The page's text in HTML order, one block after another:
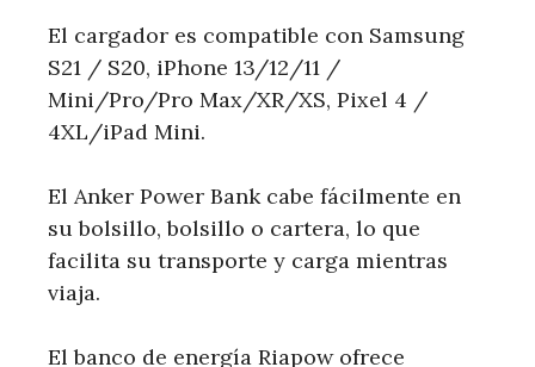
El cargador es compatible con Samsung
S21 / S20, iPhone 13/12/11 /
Mini/Pro/Pro Max/XR/XS, Pixel 4 /
4XL/iPad Mini.
El Anker Power Bank cabe fácilmente en
su bolsillo, bolsillo o cartera, lo que
facilita su transporte y carga mientras
viaja.
El banco de energía Riapow ofrece